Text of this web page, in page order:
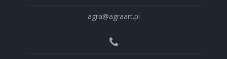
agra@agraart.pl